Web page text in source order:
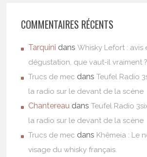
COMMENTAIRES RÉCENTS
Tarquini dansWhisky Lefort : avis
dégustation, que vaut-il vraiment ?
Trucs de mec dansTeufel Radio
la radio sur le devant de la scène
Chantereau dansTeufel Radio
la radio sur le devant de la scène
Trucs de mec dans Khêmeia : Le
visage du whisky français.